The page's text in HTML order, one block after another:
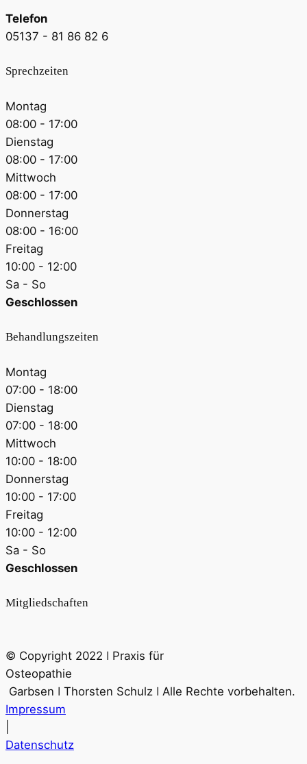
Telefon
05137 - 81 86 82 6
Sprechzeiten
Montag
08:00 - 17:00
Dienstag
08:00 - 17:00
Mittwoch
08:00 - 17:00
Donnerstag
08:00 - 16:00
Freitag
10:00 - 12:00
Sa - So
Geschlossen
Behandlungszeiten
Montag
07:00 - 18:00
Dienstag
07:00 - 18:00
Mittwoch
10:00 - 18:00
Donnerstag
10:00 - 17:00
Freitag
10:00 - 12:00
Sa - So
Geschlossen
Mitgliedschaften
© Copyright 2022 ǀ Praxis für
Osteopathie
Garbsen ǀ Thorsten Schulz ǀ Alle Rechte vorbehalten.
Impressum
Datenschutz